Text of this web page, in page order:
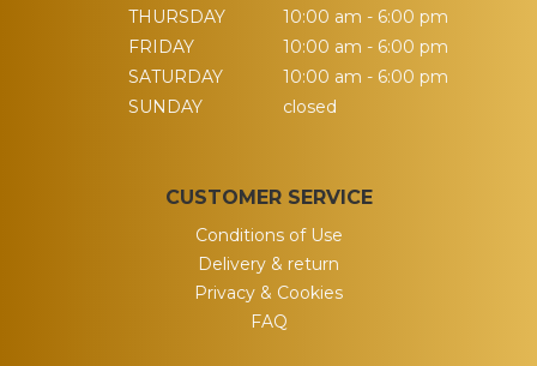
THURSDAY
10:00 am - 6:00 pm
FRIDAY
10:00 am - 6:00 pm
SATURDAY
10:00 am - 6:00 pm
SUNDAY
closed
CUSTOMER SERVICE
Conditions of Use
Delivery & return
Privacy & Cookies
FAQ